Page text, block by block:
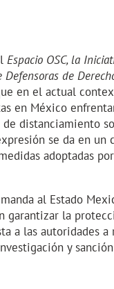
Espacio OSC, la
Defensoras de
en el actual
en México
distanciamiento
se da en
adoptadas
al Estado
garantizar la
a las autoridades
y